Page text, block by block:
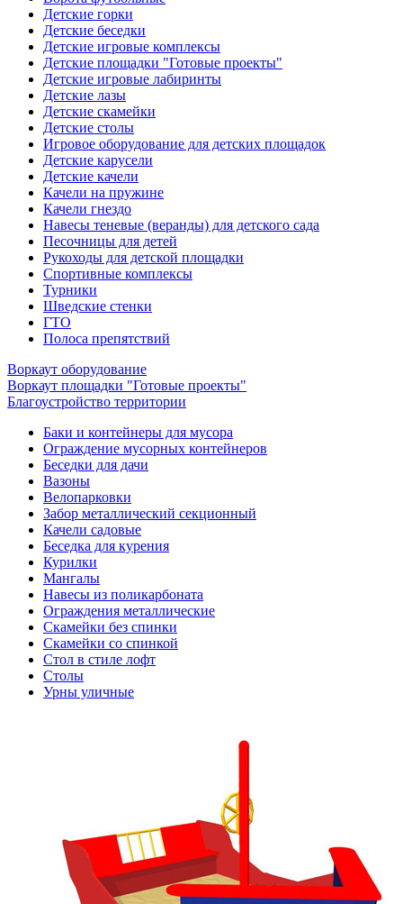
Детские горки
Детские беседки
Детские игровые комплексы
Детские площадки "Готовые проекты"
Детские игровые лабиринты
Детские лазы
Детские скамейки
Детские столы
Игровое оборудование для детских площадок
Детские карусели
Детские качели
Качели на пружине
Качели гнездо
Навесы теневые (веранды) для детского сада
Песочницы для детей
Рукоходы для детской площадки
Спортивные комплексы
Турники
Шведские стенки
ГТО
Полоса препятствий
Воркаут оборудование
Воркаут площадки "Готовые проекты"
Благоустройство территории
Баки и контейнеры для мусора
Ограждение мусорных контейнеров
Беседки для дачи
Вазоны
Велопарковки
Забор металлический секционный
Качели садовые
Беседка для курения
Курилки
Мангалы
Навесы из поликарбоната
Ограждения металлические
Скамейки без спинки
Скамейки со спинкой
Стол в стиле лофт
Столы
Урны уличные